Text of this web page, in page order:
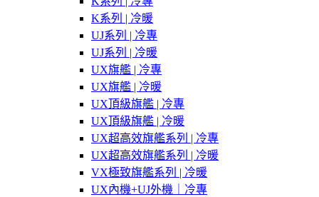
K系列 | 冷暖
UJ系列 | 冷專
UJ系列 | 冷暖
UX旗艦 | 冷專
UX旗艦 | 冷暖
UX頂級旗艦 | 冷專
UX頂級旗艦 | 冷暖
UX超高效旗艦系列 | 冷專
UX超高效旗艦系列 | 冷暖
VX極致旗艦系列 | 冷暖
UX內機+UJ外機｜冷專